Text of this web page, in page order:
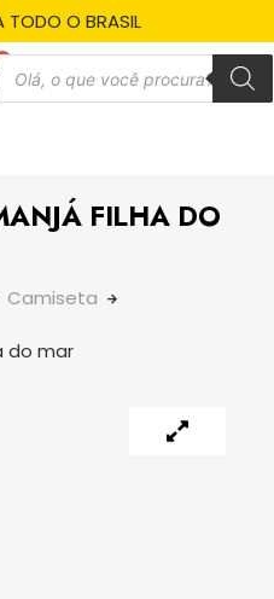
TODO O BRASIL
FILHA DO
Camiseta
do mar